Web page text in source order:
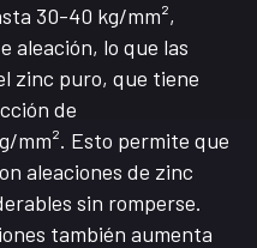
30-40 kg/mm²,
aleación, lo que las
zinc puro, que tiene
de
mm². Esto permite que
aleaciones de zinc
sin romperse.
también aumenta